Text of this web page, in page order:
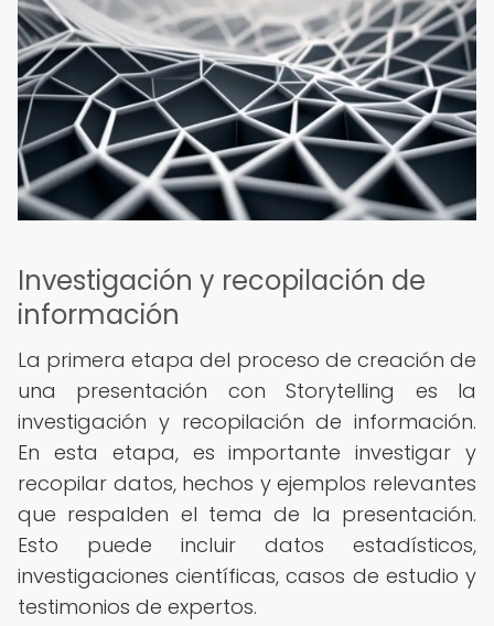
Investigación y recopilación de
información
La primera etapa del proceso de creación de
una presentación con Storytelling es la
investigación y recopilación de información.
En esta etapa, es importante investigar y
recopilar datos, hechos y ejemplos relevantes
que respalden el tema de la presentación.
Esto puede incluir datos estadísticos,
investigaciones científicas, casos de estudio y
testimonios de expertos.